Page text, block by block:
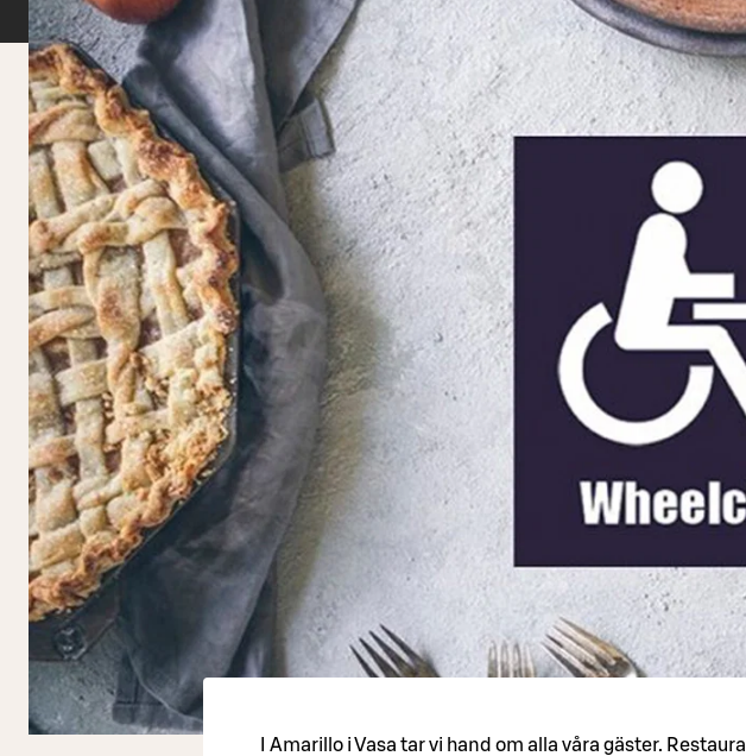
I Amarillo i Vasa tar vi hand om alla våra gäster.